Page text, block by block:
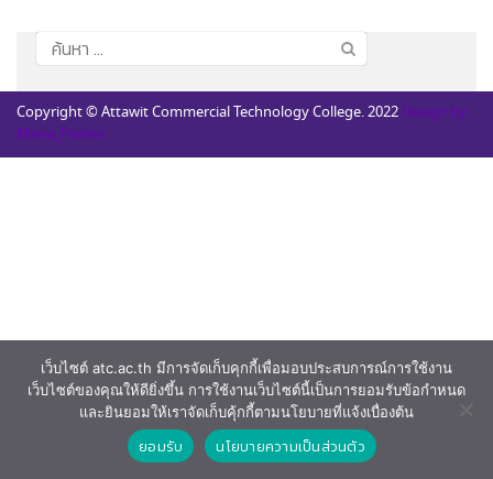
ค้นหา
สำหรับ:
Copyright © Attawit Commercial Technology College. 2022 Design by
Mana_Potion
เว็บไซต์ atc.ac.th มีการจัดเก็บคุกกี้เพื่อมอบประสบการณ์การใช้งาน
เว็บไซต์ของคุณให้ดียิ่งขึ้น การใช้งานเว็บไซต์นี้เป็นการยอมรับข้อกำหนด
และยินยอมให้เราจัดเก็บคุ้กกี้ตามนโยบายที่แจ้งเบื่องต้น
ยอมรับ นโยบายความเป็นส่วนตัว